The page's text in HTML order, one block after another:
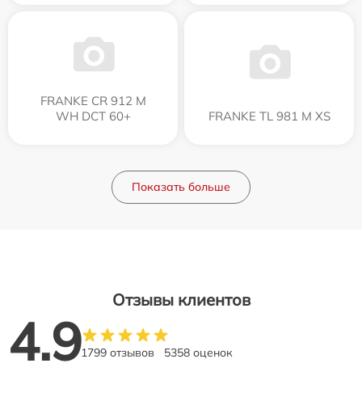
FRANKE CR 912 M
WH DCT 60+
FRANKE TL 981 M XS
Показать больше
Отзывы клиентов
4.91799 отзывов 5358 оценок